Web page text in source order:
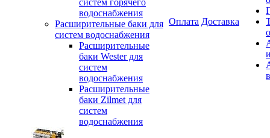
систем горячего
водоснабжения
Расширительные баки для
систем водоснабжения
Расширительные
баки Wester для
систем
водоснабжения
Расширительные
баки Zilmet для
систем
водоснабжения
Оплата Доставка